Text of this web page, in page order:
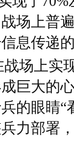
场上普
息传递
场上实
巨大的
的眼睛“
力部署